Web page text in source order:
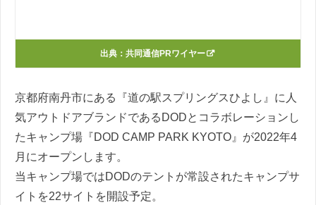
出典： 共同通信PRワイヤー
京都府南丹市にある『道の駅スプリングスひよし』に人
気アウトドアブランドであるDODとコラボレーションし
たキャンプ場『DOD CAMP PARK KYOTO』が2022年4
月にオープンします。
当キャンプ場ではDODのテントが常設されたキャンプサ
イトを22サイトを開設予定。